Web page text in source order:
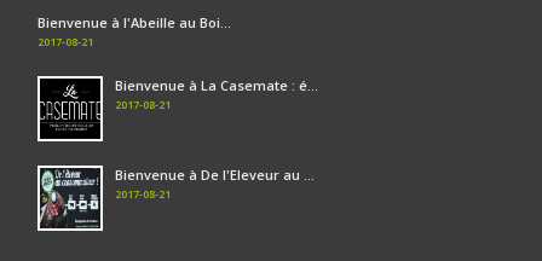
Bienvenue à l'Abeille au Boi...
2017-08-21
Bienvenue à La Casemate : é...
2017-08-21
Bienvenue à De l'Eleveur au ...
2017-08-21